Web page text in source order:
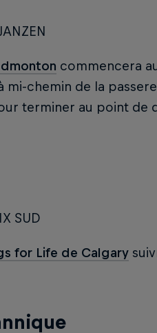
commencera
chemin de la
terminer au point de
SUD
for Life de Calgary